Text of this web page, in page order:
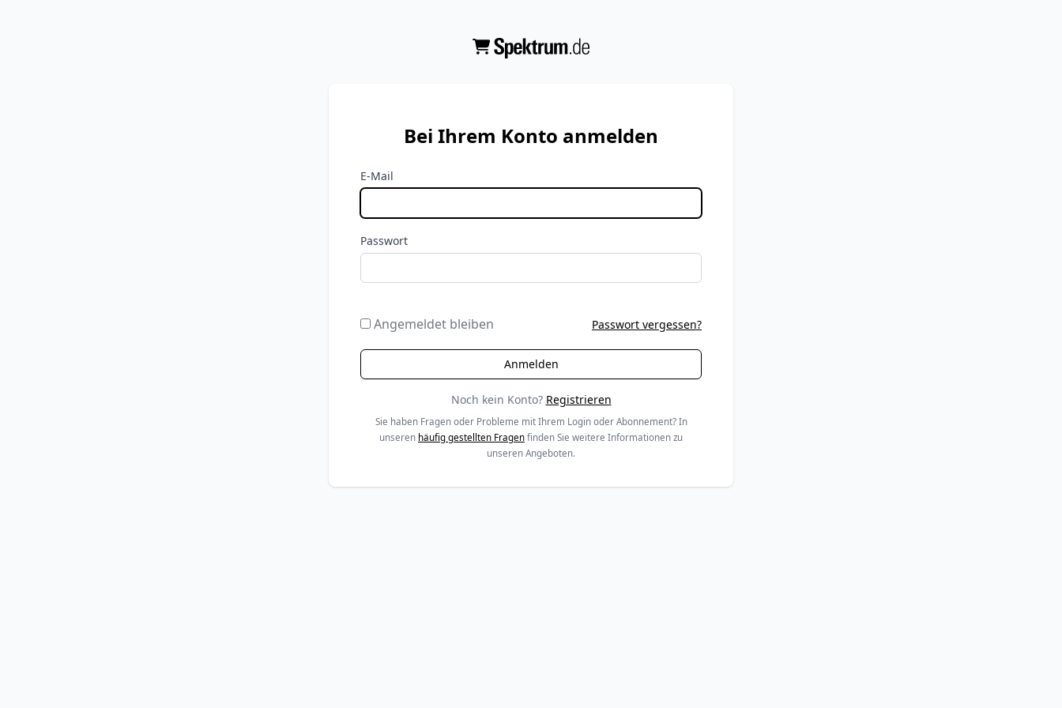
Bei Ihrem Konto anmelden
E-Mail
Passwort
Angemeldet bleiben Passwort vergessen?
Noch kein Konto? Registrieren
Sie haben Fragen oder Probleme mit Ihrem Login oder Abonnement? In
unseren häufig gestellten Fragen finden Sie weitere Informationen zu
unseren Angeboten.